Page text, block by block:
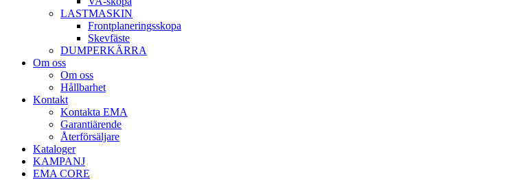
LAST­MASKIN
Front­planerings­skopa
Skev­fäste
DUMPER­KÄRRA
Om oss
Om oss
Hållbarhet
Kontakt
Kontakta EMA
Garantiärende
Återförsäljare
Kataloger
KAMPANJ
EMA CORE